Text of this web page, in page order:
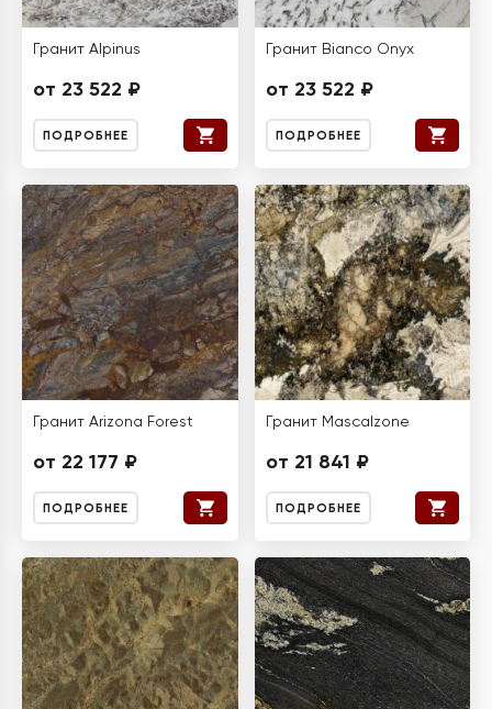
Гранит Alpinus
от 23 522 ₽
ПОДРОБНЕЕ
Гранит Bianco Onyx
от 23 522 ₽
ПОДРОБНЕЕ
Гранит Arizona Forest
от 22 177 ₽
ПОДРОБНЕЕ
Гранит Mascalzone
от 21 841 ₽
ПОДРОБНЕЕ